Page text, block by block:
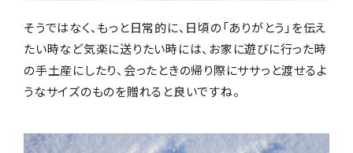
そうではなく、もっと日常的に、日頃の「ありがとう」を伝え
たい時など気楽に送りたい時には、お家に遊びに行った時
の手土産にしたり、会ったときの帰り際にササっと渡せるよ
うなサイズのものを贈れると良いですね。